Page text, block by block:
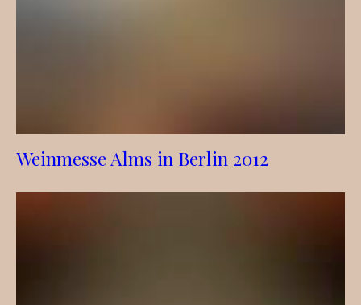
Weinmesse Alms in Berlin 2012